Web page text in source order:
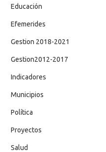
Educación
Efemerides
Gestion 2018-2021
Gestion2012-2017
Indicadores
Municipios
Política
Proyectos
Salud